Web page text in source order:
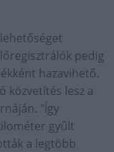
pedig
hazavihető.
közvetítés lesz a
"Így
gyűlt
a legtöbb